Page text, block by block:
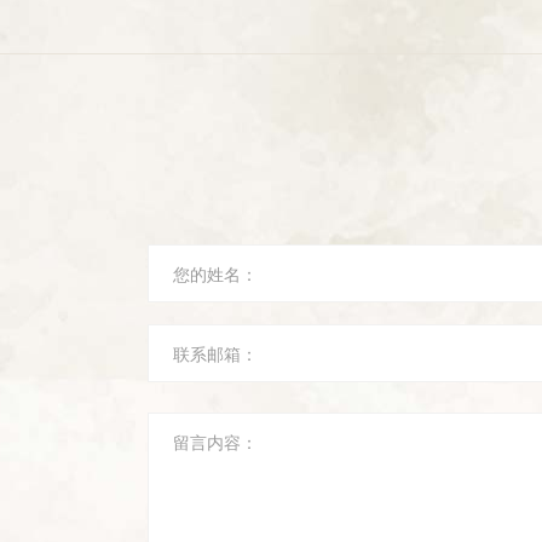
您的姓名：
联系邮箱：
留言内容：